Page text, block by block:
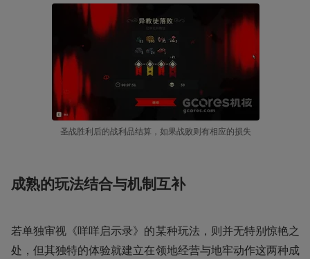
圣战胜利后的战利品结算，如果战败则有相应的损失
成熟的玩法结合与机制互补
若单独审视《咩咩启示录》的某种玩法，则并无特别惊艳之
处，但其独特的体验就建立在领地经营与地牢动作这两种成